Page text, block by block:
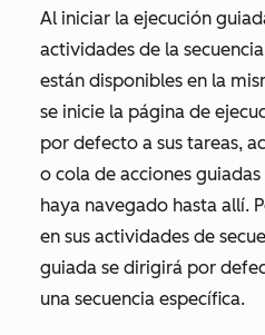
Al iniciar la ejecución
actividades de la
están disponibles en la
se inicie la página de
por defecto a sus tareas,
o cola de acciones
haya navegado hasta allí.
en sus actividades de
guiada se dirigirá por
una secuencia específica.